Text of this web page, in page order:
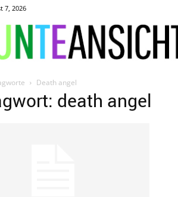
7, 2026
Death angel
death angel